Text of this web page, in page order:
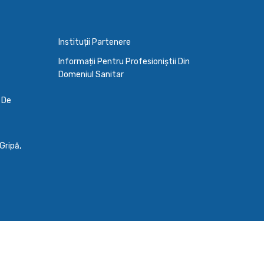
Instituții Partenere
Informații Pentru Profesioniștii Din
Domeniul Sanitar